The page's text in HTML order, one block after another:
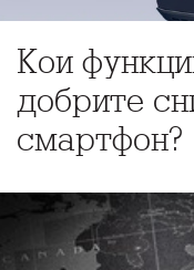
Кои
добрите
смартфон?